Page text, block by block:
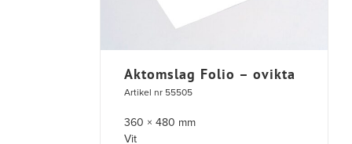
Aktomslag Folio – ovikta
Artikel nr 55505
360 × 480 mm
Vit